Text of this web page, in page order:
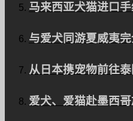
马来西亚犬猫进口
与爱犬同游夏威夷
从日本携宠物前往
爱犬、爱猫赴墨西